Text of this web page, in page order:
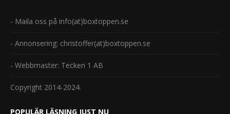
- Maila oss på info(at)boxtoppen.se
- Annonsering: christoffer(at)boxtoppen.se
- Webbmaster: Tecken 1 AB
Copyright 2014-2024.
POPULÄR LÄSNING JUST NU